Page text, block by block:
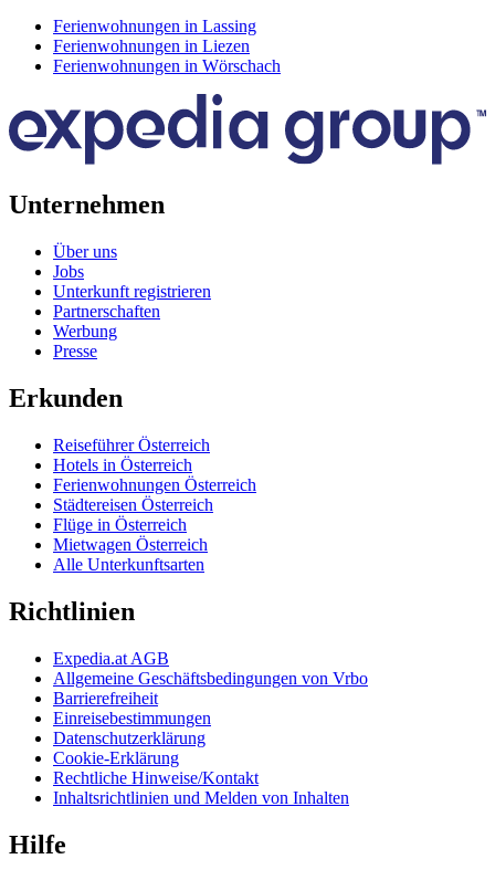
Ferienwohnungen in Lassing
Ferienwohnungen in Liezen
Ferienwohnungen in Wörschach
Unternehmen
Über uns
Jobs
Unterkunft registrieren
Partnerschaften
Werbung
Presse
Erkunden
Reiseführer Österreich
Hotels in Österreich
Ferienwohnungen Österreich
Städtereisen Österreich
Flüge in Österreich
Mietwagen Österreich
Alle Unterkunftsarten
Richtlinien
Expedia.at AGB
Allgemeine Geschäftsbedingungen von Vrbo
Barrierefreiheit
Einreisebestimmungen
Datenschutzerklärung
Cookie-Erklärung
Rechtliche Hinweise/Kontakt
Inhaltsrichtlinien und Melden von Inhalten
Hilfe